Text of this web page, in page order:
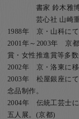
書家 鈴木雅博先
芸心社 山崎重久
1988年 京・山科にて
2001年～2003年 京
賞・女性推進賞等多
2002年 京・洛東に移
2003年 松屋銀座に
念品制作。
2004年 伝統工芸士
五人展。(京都)